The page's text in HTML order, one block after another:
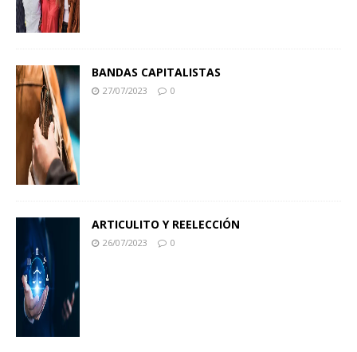
BANDAS CAPITALISTAS
27/07/2023 0
ARTICULITO Y REELECCIÓN
26/07/2023 0